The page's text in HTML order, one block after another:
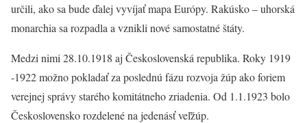
určili, ako sa bude ďalej vyvíjať mapa Európy. Rakúsko – uhorská
monarchia sa rozpadla a vznikli nové samostatné štáty.
Medzi nimi 28.10.1918 aj Československá republika. Roky 1919
-1922 možno pokladať za poslednú fázu rozvoja žúp ako foriem
verejnej správy starého komitátneho zriadenia. Od 1.1.1923 bolo
Československo rozdelené na jedenásť veľžúp.